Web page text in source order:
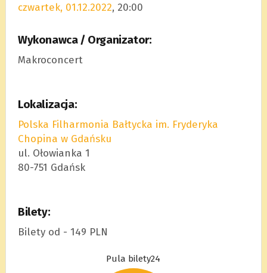
czwartek, 01.12.2022, 20:00
Wykonawca / Organizator:
Makroconcert
Lokalizacja:
Polska Filharmonia Bałtycka im. Fryderyka
Chopina w Gdańsku
ul. Ołowianka 1
80-751 Gdańsk
Bilety:
Bilety od - 149 PLN
Pula bilety24